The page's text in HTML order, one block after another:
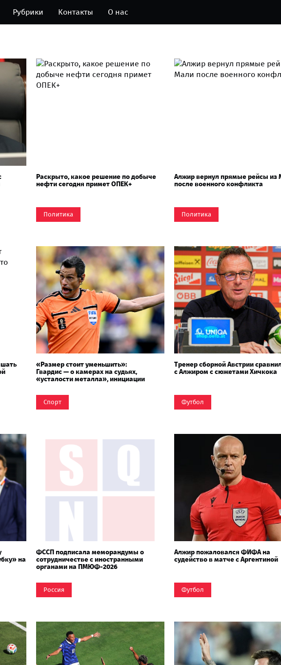
Рубрики Контакты О нас
Раскрыто, какое решение по добыче
нефти сегодня примет ОПЕК+
Политика
Алжир вернул прямые рейсы из
после военного конфликта
Политика
«Размер стоит уменьшить»:
Гвардис — о камерах на судьях,
«усталости металла», инициации
Спорт
Тренер сборной Австрии
с Алжиром с сюжетами Хичкока
Футбол
на
ФССП подписала меморандумы о
сотрудничестве с иностранными
органами на ПМЮФ-2026
Россия
Алжир пожаловался ФИФА на
судейство в матче с Аргентиной
Футбол